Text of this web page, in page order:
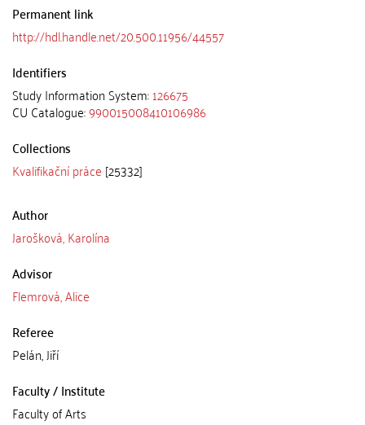
Permanent link
http://hdl.handle.net/20.500.11956/44557
Identifiers
Study Information System:126675
CU Catalogue:990015008410106986
Collections
Kvalifikační práce [25332]
Author
Jarošková, Karolína
Advisor
Flemrová, Alice
Referee
Pelán, Jiří
Faculty / Institute
Faculty of Arts